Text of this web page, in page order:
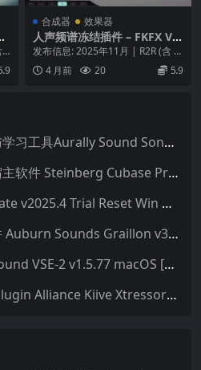
K
合成器 效果器
人声频谱冻结插件 – FKFX Vo
cal Freeze v1.7.2-WiN
发布信息: 2025年11月 | R2R (含 E
mulator) 平台: Wi...
4 月前 20 5.9
歌曲大师专业扒谱与学习工具Aurally Sound Song Master PRO v2.7.04 WiN
专业顶级音乐制作宿主软件 Steinberg Cubase Pro 14 v14.0.32 VR/R2R 原厂音源内含安装教程 [WiN MAC]（80GB+）
Avid Sibelius Ultimate v2025.4 Trial Reset Win 无限试用版 乐谱软件 西贝柳斯 MAC含音色库25G
实时人声变声器插件 Auburn Sounds Graillon v3.1.1 macOS
母带插件 Vertigo Sound VSE-2 v1.5.77 macOS [HCiSO]
插件联盟压缩插件 Plugin Alliance Kiive Xtressor v1.0.1 WIN MAC